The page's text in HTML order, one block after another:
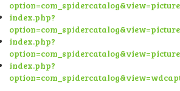
index.php?
index.php?
index.php?